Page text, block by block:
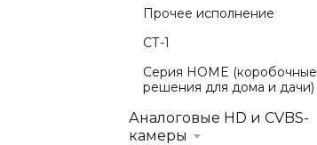
Прочее исполнение
СТ-1
Серия HOME (коробочные
решения для дома и дачи)
Аналоговые HD и CVBS-
камеры